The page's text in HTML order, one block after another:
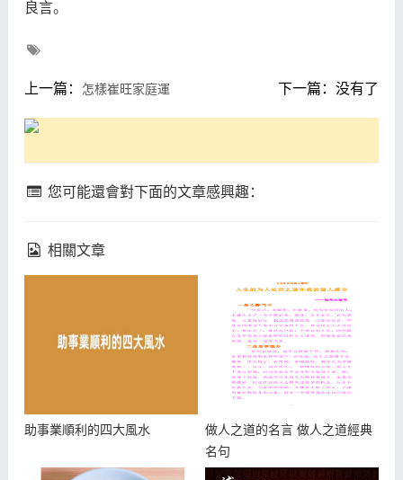
良言。
上一篇： 怎樣崔旺家庭運 下一篇：没有了
您可能還會對下面的文章感興趣：
相關文章
助事業順利的四大風水
做人之道的名言 做人之道經典
名句